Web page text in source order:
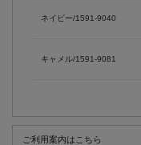
ネイビー/1591-9040
キャメル/1591-9081
ご利用案内はこちら